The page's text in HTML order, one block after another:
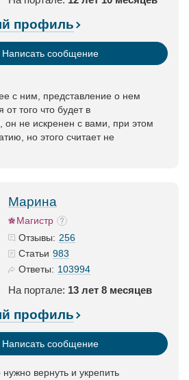
профиль
Написать сообщение
с ним, представление о нем
от того что будет в
он не искренен с вами, при этом
но этого считает не
Марина
Магистр
Отзывы: 256
Статьи 983
Ответы: 103994
На портале: 13 лет 8 месяцев
профиль
Написать сообщение
вернуть и укрепить